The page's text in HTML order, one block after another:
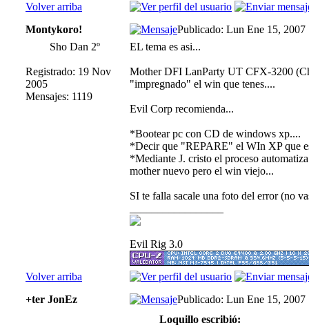
Volver arriba
Montykoro!
Publicado: Lun Ene 15, 2007
Sho Dan 2º
Registrado: 19 Nov
2005
Mensajes: 1119
EL tema es asi...
Mother DFI LanParty UT CFX-3200
"impregnado" el win que tenes....
Evil Corp recomienda...
*Bootear pc con CD de windows xp....
*Decir que "REPARE" el WIn XP que
*Mediante J. cristo el proceso
mother nuevo pero el win viejo...
SI te falla sacale una foto del error (no
Evil Rig 3.0
Volver arriba
+ter JonEz
Publicado: Lun Ene 15, 2007
Loquillo escribió: